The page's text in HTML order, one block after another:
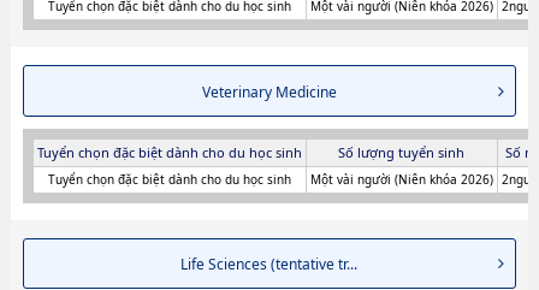
Tuyển chọn đặc biệt dành cho du học sinh Một vài người (Niên khóa 2026)
Veterinary Medicine
Tuyển chọn đặc biệt dành cho du học sinh Số lượng tuyển sinh Số
Tuyển chọn đặc biệt dành cho du học sinh Một vài người (Niên khóa 2026)
Life Sciences (tentative tr...